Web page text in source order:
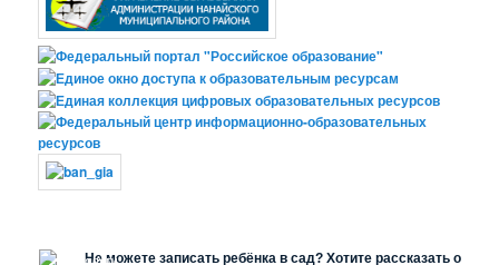
Не можете записать ребёнка в сад? Хотите рассказать о